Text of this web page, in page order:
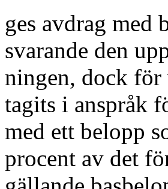
ges avdrag med
svarande den
ningen, dock för
tagits i anspråk
med ett belopp
procent av det